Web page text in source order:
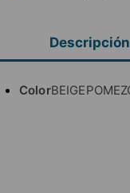
Descripción
Color